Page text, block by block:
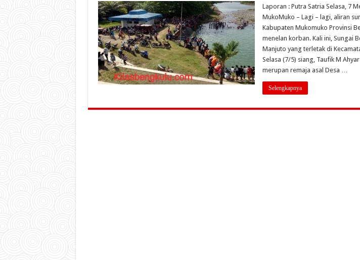
Laporan : Putra Satria Selasa, 7
MukoMuko – Lagi – lagi, aliran
Kabupaten Mukomuko Provinsi
menelan korban. Kali ini, Sungai
Manjuto yang terletak di
Selasa (7/5) siang, Taufik M
merupan remaja asal Desa …
Selengkapnya